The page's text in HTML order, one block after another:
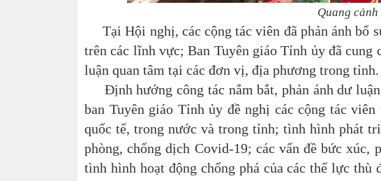
Quang
Tại Hội nghị, các cộng tác viên đã phản ánh bổ
trên các lĩnh vực; Ban Tuyên giáo Tỉnh ủy đã
luận quan tâm tại các đơn vị, địa phương trong tỉnh.
Định hướng công tác nắm bắt, phản ánh dư
ban Tuyên giáo Tỉnh ủy đề nghị các cộng tác
quốc tế, trong nước và trong tỉnh; tình hình phát
phòng, chống dịch Covid-19; các vấn đề bức xúc,
tình hình hoạt động chống phá của các thế lực thù